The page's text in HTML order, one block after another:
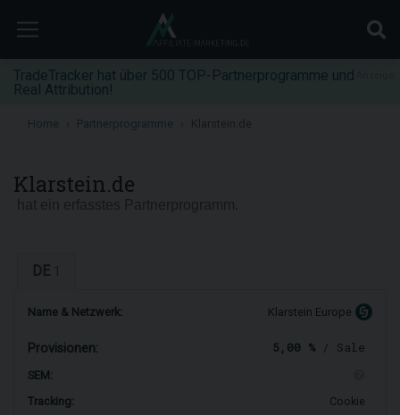
TradeTracker hat über 500 TOP-Partnerprogramme und
Real Attribution!
Home Partnerprogramme
Klarstein.de
DE
Name & Netzwerk: Klarstein Europe
Provisionen: 5,00 % / Sale
SEM:
Tracking:
Cookie